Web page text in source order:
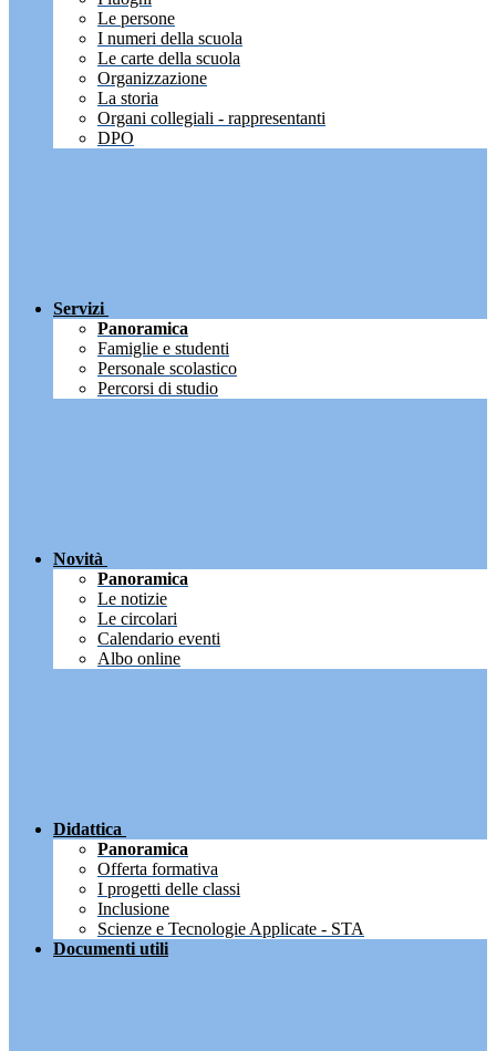
Le persone
I numeri della scuola
Le carte della scuola
Organizzazione
La storia
Organi collegiali - rappresentanti
DPO
Servizi
Panoramica
Famiglie e studenti
Personale scolastico
Percorsi di studio
Novità
Panoramica
Le notizie
Le circolari
Calendario eventi
Albo online
Didattica
Panoramica
Offerta formativa
I progetti delle classi
Inclusione
Scienze e Tecnologie Applicate - STA
Documenti utili